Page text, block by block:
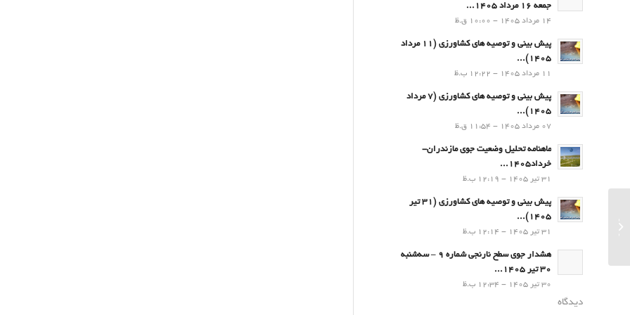
جمعه 16 مرداد 1405...
14 مرداد 1405 - 10:00 ق.ظ
پیش بینی و توصیه های کشاورزی (11 مرداد
۱۴۰۵)...
11 مرداد 1405 - 12:22 ب.ظ
پیش بینی و توصیه های کشاورزی (7 مرداد
۱۴۰۵)...
07 مرداد 1405 - 11:54 ق.ظ
ماهنامه تحلیل وضعیت جوی مازندران-
خرداد1405...
31 تیر 1405 - 12:19 ب.ظ
پیش بینی و توصیه های کشاورزی (31 تیر
۱۴۰۵)...
31 تیر 1405 - 12:14 ب.ظ
هشدار جوی سطح نارنجی شماره 9 – سه‌شنبه
30 تیر 1405...
30 تیر 1405 - 12:34 ب.ظ
دیدگاه
سالنامه تحلیل وضعیت جوی استان مازندران